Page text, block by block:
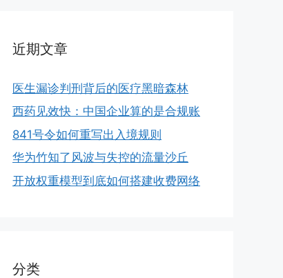
近期文章
医生漏诊判刑背后的医疗黑暗森林
西药见效快：中国企业算的是合规账
841号令如何重写出入境规则
华为竹知了风波与失控的流量沙丘
开放权重模型到底如何搭建收费网络
分类